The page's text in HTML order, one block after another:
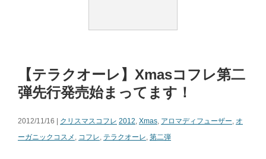
【テラクオーレ】Xmasコフレ第二
弾先行発売始まってます！
2012/11/16 | クリスマスコフレ 2012, Xmas, アロマディフューザー, オ
ーガニックコスメ , コフレ, テラクオーレ, 第二弾